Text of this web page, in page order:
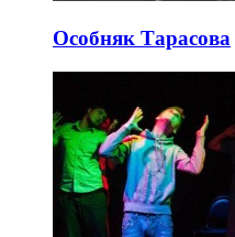
Особняк Тарасова